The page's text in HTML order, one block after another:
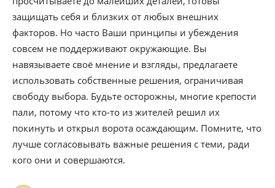
защищать себя и близких от любых внешних
факторов. Но часто Ваши принципы и убеждения
совсем не поддерживают окружающие. Вы
навязываете своё мнение и взгляды, предлагаете
использовать собственные решения, ограничивая
свободу выбора. Будьте осторожны, многие крепости
пали, потому что кто-то из жителей решил их
покинуть и открыл ворота осаждающим. Помните, что
лучше согласовывать важные решения с теми, ради
кого они и совершаются.